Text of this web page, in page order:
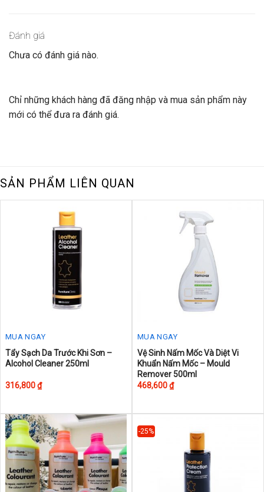
Đánh giá
Chưa có đánh giá nào.
Chỉ những khách hàng đã đăng nhập và mua sản phẩm này
mới có thể đưa ra đánh giá.
SẢN PHẨM LIÊN QUAN
MUA NGAY
This
product
has
The
options
may
be
chosen
on
Tẩy Sạch Da Trước Khi Sơn –
Alcohol Cleaner 250ml
316,800₫
MUA NGAY
Vệ Sinh Nấm Mốc Và Diệt Vi
Khuẩn Nấm Mốc – Mould
Remover 500ml
468,600₫
-25%